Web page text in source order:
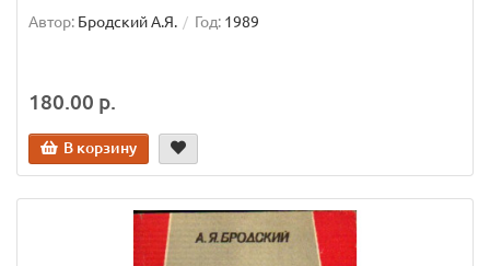
Автор: Бродский А.Я. Год: 1989
180.00 р.
В корзину